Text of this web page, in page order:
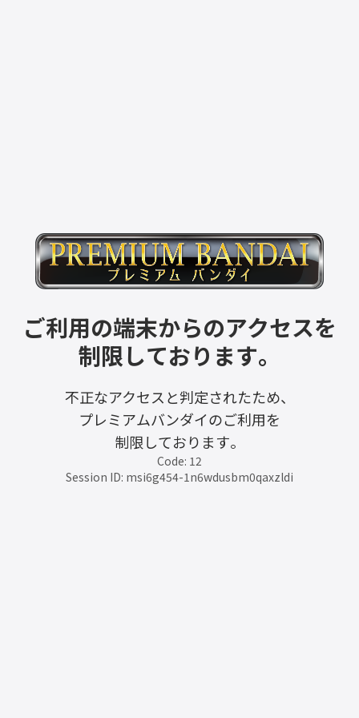
ご利用の端末からのアクセスを
制限しております。
不正なアクセスと判定されたため、
プレミアムバンダイのご利用を
制限しております。
Code: 12
Session ID: msi6g454-1n6wdusbm0qaxzldi